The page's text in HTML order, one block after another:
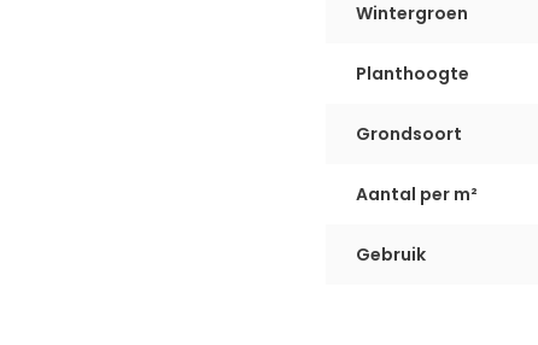
Wintergroen
Planthoogte
Grondsoort
Aantal per m²
Gebruik